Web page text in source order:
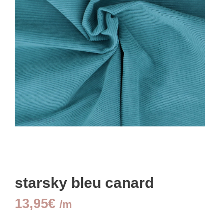
starsky bleu canard
13,95€ /m